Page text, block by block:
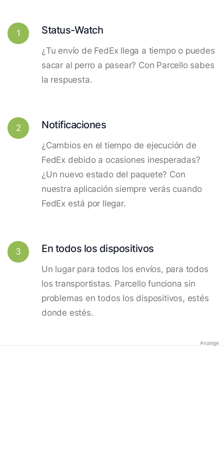
1 Status-Watch
¿Tu envío de FedEx llega a tiempo o puedes
sacar al perro a pasear? Con Parcello sabes
la respuesta.
2 Notificaciones
¿Cambios en el tiempo de ejecución de
FedEx debido a ocasiones inesperadas?
¿Un nuevo estado del paquete? Con
nuestra aplicación siempre verás cuando
FedEx está por llegar.
3 En todos los dispositivos
Un lugar para todos los envíos, para todos
los transportistas. Parcello funciona sin
problemas en todos los dispositivos, estés
donde estés.
Anzeige